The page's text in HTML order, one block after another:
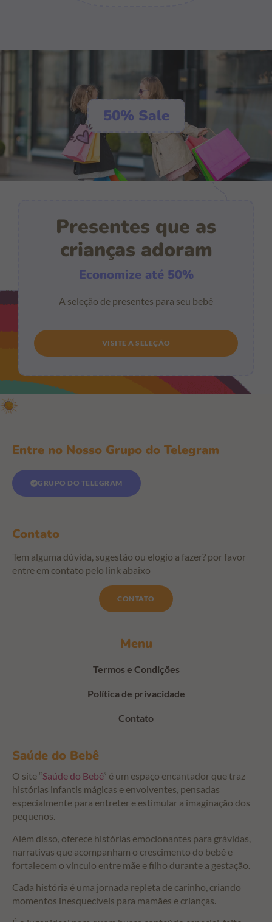
50% Sale
Presentes que as
crianças adoram
Economize até 50%
A seleção de presentes para seu bebê
VISITE A SELEÇÃO
Saúde do Bebê
O site “Saúde do Bebê” é um espaço encantador que traz
histórias infantis mágicas e envolventes, pensadas
especialmente para entreter e estimular a imaginação dos
pequenos.
Além disso, oferece histórias emocionantes para grávidas,
narrativas que acompanham o crescimento do bebê e
fortalecem o vínculo entre mãe e filho durante a gestação.
Cada história é uma jornada repleta de carinho, criando
momentos inesquecíveis para mamães e crianças.
Menu
Termos e Condições
Política de privacidade
Contato
Entre no Nosso Grupo do Telegram
GRUPO DO TELEGRAM
Contato
Tem alguma dúvida, sugestão ou elogio a fazer? por favor
entre em contato pelo link abaixo
CONTATO